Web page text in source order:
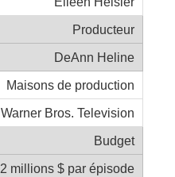
Producteur
DeAnn Heline
Maisons de production
Warner Bros. Television
Budget
2 millions $ par épisode